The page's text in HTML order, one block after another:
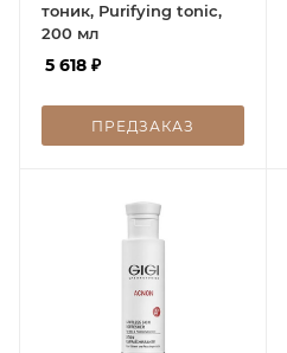
тоник, Purifying tonic,
200 мл
5 618 ₽
ПРЕДЗАКАЗ